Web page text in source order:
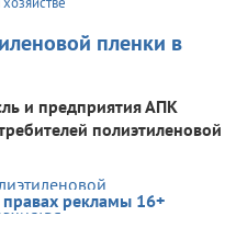
пленки в
и предприятия АПК
полиэтиленовой
рекламы 16+